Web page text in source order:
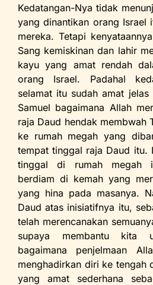
Kedatangan-Nya tidak
yang dinantikan orang Israel
mereka. Tetapi
Sang kemiskinan dan lahir
kayu yang amat rendah
orang Israel. Padahal
selamat itu sudah amat
Samuel bagaimana Allah
raja Daud hendak membwah
ke rumah megah yang
tempat tinggal raja Daud itu.
tinggal di rumah megah
berdiam di kemah yang
yang hina pada masanya.
Daud atas inisiatifnya itu,
telah merencanakan
supaya membantu kita
bagaimana penjelmaan
menghadirkan diri ke tengah
yang amat sederhana